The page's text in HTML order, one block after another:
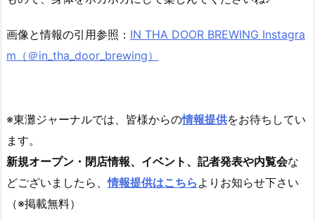
画像と情報の引用参照： IN THA DOOR BREWING Instagra
m（＠in_tha_door_brewing）
※東灘ジャーナルでは、皆様からの情報提供をお待ちしてい
ます。
新規オープン・閉店情報、イベント、記者発表や内覧会な
どございましたら、情報提供はこちら よりお知らせ下さい
（※掲載無料）